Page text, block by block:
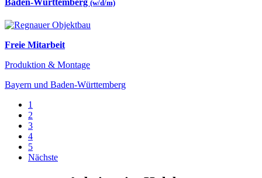
(w/d/m)
Freie Mitarbeit
Produktion & Montage
Bayern und Baden-Württemberg
1
2
3
4
5
Nächste